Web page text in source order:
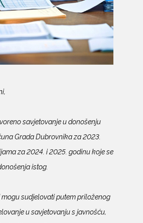
savjetovanje u donošenju
Grada Dubrovnika za 2023.
za 2024. i 2025. godinu koje se
istog.
sudjelovati putem priloženog
u savjetovanju s javnošću,